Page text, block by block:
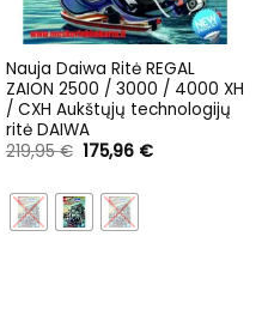
Nauja Daiwa Ritė REGAL
ZAION 2500 / 3000 / 4000 XH
/ CXH Aukštųjų technologijų
ritė DAIWA
219,95€ Original
price
219,95 €.
175,96 €Current